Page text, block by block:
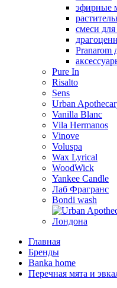
эфирные
смеси
Pranarom
Pure In
Risalto
Sens
Urban
Vanilla Blanc
Vila Hermanos
Vinove
Voluspa
Wax Lyrical
WoodWick
Yankee Candle
Лаб Фрагранс
Bondi wash
Главная
Бренды
Banka home
Перечная мята и